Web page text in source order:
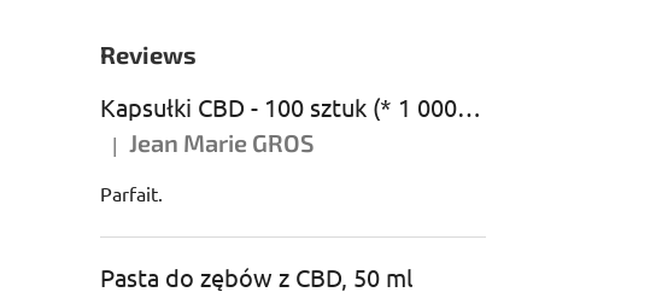
Reviews
Kapsułki CBD - 100 sztuk (* 1 000 mg CBD)
Ocena produktu to 5 na 5 gwiazdek.
| Jean Marie GROS
Parfait.
Pasta do zębów z CBD, 50 ml